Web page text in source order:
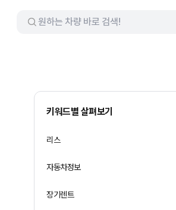
키워드별 살펴보기
리스
자동차정보
장기렌트